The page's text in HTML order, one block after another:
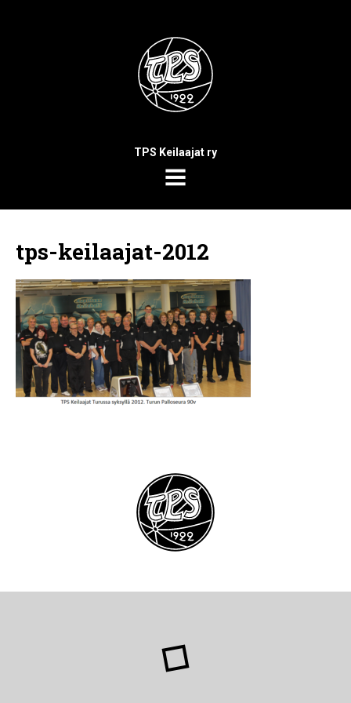
TPS Keilaajat ry
MENU
tps-keilaajat-2012